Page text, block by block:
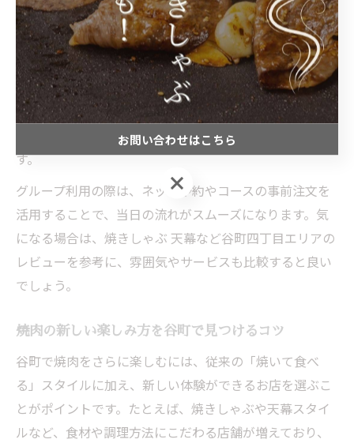
特に女子会では、野菜やヘルシーメニューが豊富な焼き
しゃぶが好評です。コラーゲンたっぷりのスープや、彩
り豊かな野菜と一緒に食べられる点が女性から支持され
ています。一方、宴会利用では希少部位や和牛を中心に
した焼肉コースが人気。複数人でシェアしやすい盛り合
わせや、ドリンクの種類が多い店舗が選ばれる傾向で
す。
グループ利用の際は、ネット予約やコースの事前注文を
活用することで、当日の流れがスムーズになります。気
になる場合は、焼きしゃぶ 天幕など谷町四丁目エリアの
レビューを参考に、雰囲気やサービスも比較すると良い
でしょう。
焼肉の新しい楽しみ方を谷町で見つけるコツ
谷町で焼肉をさらに楽しむには、従来の「焼いて食べ
る」スタイルに加え、新しい体験ができるお店を選ぶこ
とがポイントです。たとえば、焼きしゃぶや天幕スタイ
ルなど、食材や調理方法にこだわる店舗が増えており、
お問い合わせはこちら
お問い合わせはこちら